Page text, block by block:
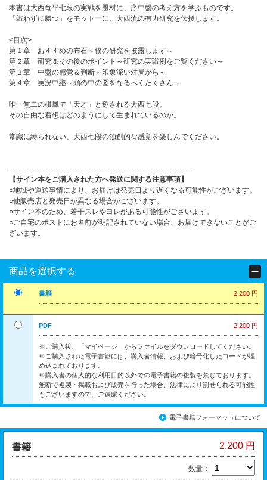
本書は大西竜平七段の実戦を題材に、序中盤の考え方を学ぶものです。
「戦わずに勝つ」をモットーに、大西流の有力研究を伝授します。
<目次>
第１章 おすすめの布石～僕の研究を披露します～
第２章 研究＆その後のポイント～研究の実戦例をご覧ください～
第３章 中盤の感覚＆判断～印象深い対局から～
第４章 実況中継～頭の中の図をなるべくたくさん～
唯一無二の棋風で「天才」と称される大西七段。
その自由な着想はどのようにして生まれているのか。
常識に縛られない、大西七段の独創的な感覚を楽しんでください。
------------------------------------------------------------------------------
【サイン本をご購入された方へ発送に関する注意事項】
○地域や運送事情により、お届けは発売日より遅くなる可能性がございます。
○他販売店と発売日が異なる場合がございます。
○サイン本のため、若干スレやヨレがある可能性がございます。
○ご自宅のポストにお名前が明記されていない場合、お届けできないことがご
ざいます。
商品を選択する
書籍 2,200 円
PDF 2,200 円
※ご購入後、「マイページ」からファイルをダウンロードしてください。
※ご購入された電子書籍には、購入者情報、および暗号化したコードが埋
め込まれております。
※購入者の個人的な利用目的以外での電子書籍の複製を禁じております。
無断で複製・掲載および販売を行った場合、法律により罰せられる可能性
もございますので、ご遠慮ください。
電子書籍フォーマットについて
書籍 2,200 円
数量：